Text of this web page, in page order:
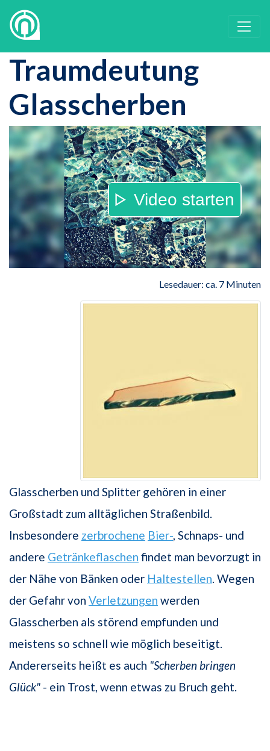
Traumdeutung
Glasscherben
Video starten
Lesedauer: ca. 7 Minuten
Glasscherben und Splitter gehören in einer
Großstadt zum alltäglichen Straßenbild.
Insbesondere zerbrochene Bier- , Schnaps- und
andere Getränkeflaschen findet man bevorzugt in
der Nähe von Bänken oder Haltestellen . Wegen
der Gefahr von Verletzungen werden
Glasscherben als störend empfunden und
meistens so schnell wie möglich beseitigt.
Andererseits heißt es auch "Scherben bringen
Glück" - ein Trost, wenn etwas zu Bruch geht.